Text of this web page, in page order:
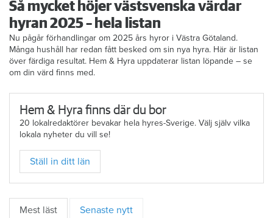
Så mycket höjer västsvenska värdar
hyran 2025 – hela listan
Nu pågår förhandlingar om 2025 års hyror i Västra Götaland.
Många hushåll har redan fått besked om sin nya hyra. Här är listan
över färdiga resultat. Hem & Hyra uppdaterar listan löpande – se
om din värd finns med.
Hem & Hyra finns där du bor
20 lokalredaktörer bevakar hela hyres-Sverige. Välj själv vilka
lokala nyheter du vill se!
Ställ in ditt län
Mest läst Senaste nytt